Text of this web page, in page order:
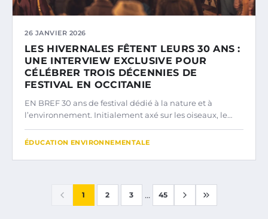
26 JANVIER 2026
LES HIVERNALES FÊTENT LEURS 30 ANS :
UNE INTERVIEW EXCLUSIVE POUR
CÉLÉBRER TROIS DÉCENNIES DE
FESTIVAL EN OCCITANIE
EN BREF 30 ans de festival dédié à la nature et à
l’environnement. Initialement axé sur les oiseaux, le…
ÉDUCATION ENVIRONNEMENTALE
1 2 3 ... 45